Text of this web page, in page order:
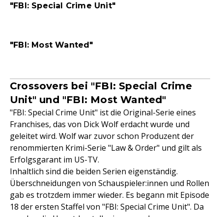
"FBI: Special Crime Unit"
"FBI: Most Wanted"
Crossovers bei "FBI: Special Crime
Unit" und "FBI: Most Wanted"
"FBI: Special Crime Unit" ist die Original-Serie eines
Franchises, das von Dick Wolf erdacht wurde und
geleitet wird. Wolf war zuvor schon Produzent der
renommierten Krimi-Serie "Law & Order" und gilt als
Erfolgsgarant im US-TV.
Inhaltlich sind die beiden Serien eigenständig.
Überschneidungen von Schauspieler:innen und Rollen
gab es trotzdem immer wieder. Es begann mit Episode
18 der ersten Staffel von "FBI: Special Crime Unit". Da